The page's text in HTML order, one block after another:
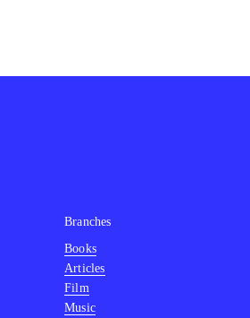
Branches
Books
Articles
Film
Music